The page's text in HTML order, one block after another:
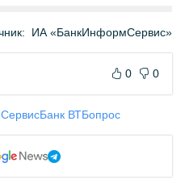
ИА «БанкИнформСервис»
0 0
Банк ВТБопрос